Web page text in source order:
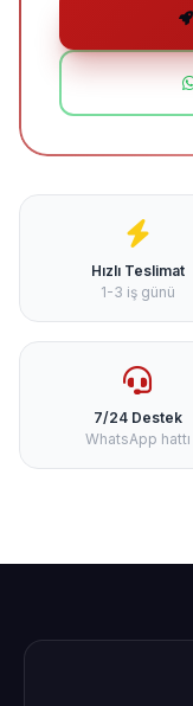
Hızlı Teslimat
1-3 iş günü
7/24 Destek
WhatsApp hattı